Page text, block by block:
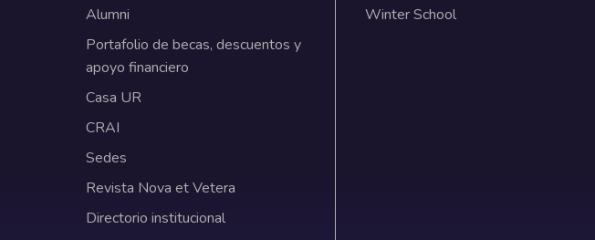
Alumni
Portafolio de becas, descuentos y
apoyo financiero
Casa UR
CRAI
Sedes
Revista Nova et Vetera
Directorio institucional
Winter School